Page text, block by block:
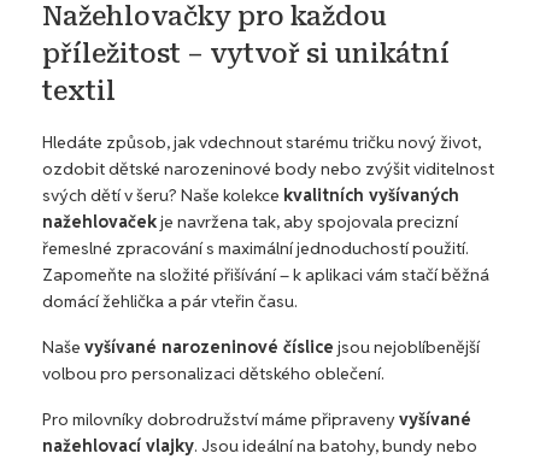
Nažehlovačky pro každou
příležitost – vytvoř si unikátní
textil
Hledáte způsob, jak vdechnout starému tričku nový život,
ozdobit dětské narozeninové body nebo zvýšit viditelnost
svých dětí v šeru? Naše kolekce kvalitních vyšívaných
nažehlovačekje navržena tak, aby spojovala precizní
řemeslné zpracování s maximální jednoduchostí použití.
Zapomeňte na složité přišívání – k aplikaci vám stačí běžná
domácí žehlička a pár vteřin času.
Naše vyšívané narozeninové číslice jsou nejoblíbenější
volbou pro personalizaci dětského oblečení.
Pro milovníky dobrodružství máme připravenyvyšívané
nažehlovací vlajky. Jsou ideální na batohy, bundy nebo